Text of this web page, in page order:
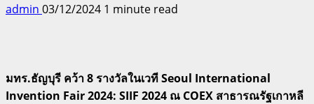
admin 03/12/2024 1 minute read
มทร.ธัญบุรี คว้า 8 รางวัลในเวที Seoul International
Invention Fair 2024: SIIF 2024 ณ COEX สาธารณรัฐเกาหลี